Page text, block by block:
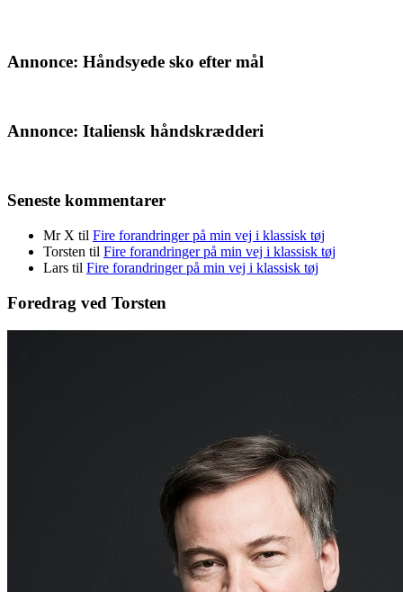
Annonce: Håndsyede sko efter mål
Annonce: Italiensk håndskrædderi
Seneste kommentarer
Mr X til Fire forandringer på min vej i klassisk tøj
Torsten til Fire forandringer på min vej i klassisk tøj
Lars til Fire forandringer på min vej i klassisk tøj
Foredrag ved Torsten